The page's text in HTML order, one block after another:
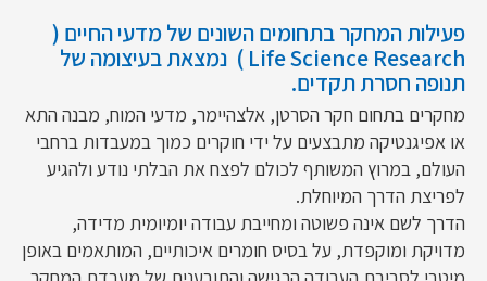
פעילות המחקר בתחומים השונים של מדעי החיים (
Life Science Research ) נמצאת בעיצומה של
תנופה חסרת תקדים.
מחקרים בתחום חקר הסרטן, אלצהיימר, מדעי המוח, מבנה התא
או אפיגנטיקה מתבצעים על ידי חוקרים כמוך במעבדות ברחבי
העולם, במרוץ המשותף לכולם לפצח את הבלתי נודע ולהגיע
לפריצת הדרך המיוחלת.
הדרך לשם אינה פשוטה ומחייבת עבודה יומיומית מדידה,
מדויקת ומוקפדת, על בסיס חומרים איכותיים, המותאמים באופן